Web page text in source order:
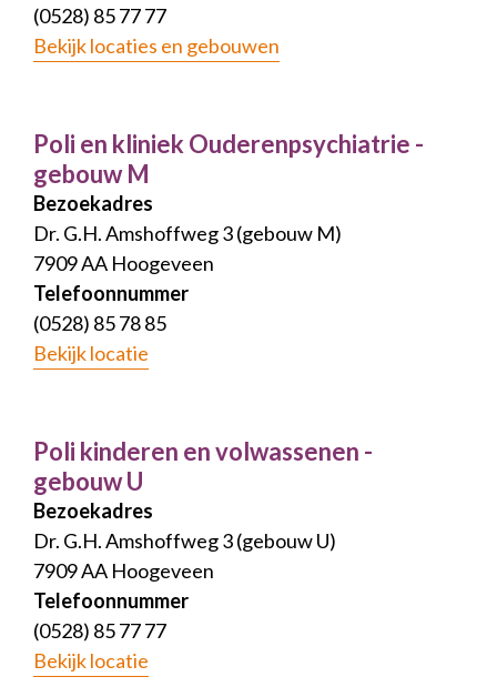
(0528) 85 77 77
Bekijk locaties en gebouwen
Poli en kliniek Ouderenpsychiatrie -
gebouw M
Bezoekadres
Dr. G.H. Amshoffweg 3 (gebouw M)
7909 AA Hoogeveen
Telefoonnummer
(0528) 85 78 85
Bekijk locatie
Poli kinderen en volwassenen -
gebouw U
Bezoekadres
Dr. G.H. Amshoffweg 3 (gebouw U)
7909 AA Hoogeveen
Telefoonnummer
(0528) 85 77 77
Bekijk locatie